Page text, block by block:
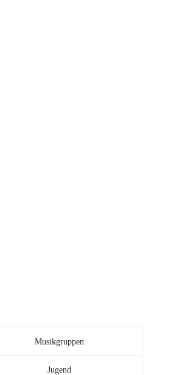
Musikgruppen
Jugend